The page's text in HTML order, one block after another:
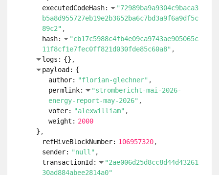
payload: {
author: "peckypeace"
permlink:
4mp"
voter: "cryptomaniacsgr"
weight:
}
refHiveBlockNumber: 106957320
sender: "null"
transactionId:
"097481a9a9ca99c39596963
da984f72afd7f2d9d"
1:
action: "vote"
contract: "comments"
databaseHash:
"7f0bac4dd07d17bf765bcab5
83a90274ff028a42e4ac7bfc1acc6a54cb1b9bb9